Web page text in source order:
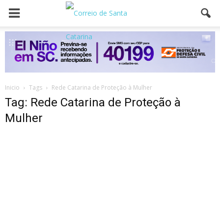
Inicio Tags Rede Catarina de Proteção à Mulher
Tag: Rede Catarina de Proteção à
Mulher